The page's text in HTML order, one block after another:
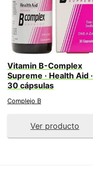
Vitamin B-Complex
Supreme · Health Aid ·
30 cápsulas
Complejo B
Ver producto